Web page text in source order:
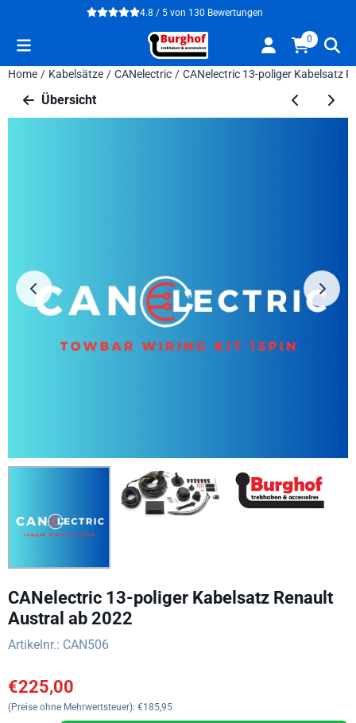
Cookie-Einstellungen verfügbar. Einstellungen wählen oder alle
4.8 / 5 von 130 Bewertungen
0
Home / Kabelsätze / CANelectric / CANelectric 13-poliger Kabelsatz
Übersicht
CANelectric 13-poliger Kabelsatz Renault
Austral ab 2022
Artikelnr.: CAN506
€225,00
(Preise ohne Mehrwertsteuer): €185,95